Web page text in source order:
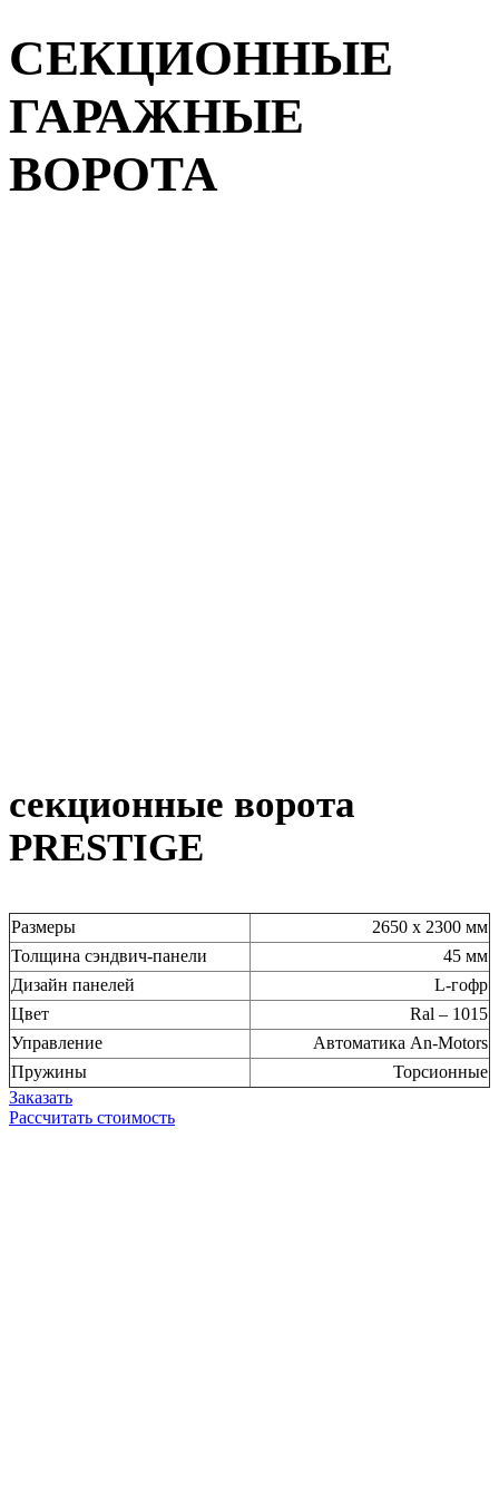
СЕКЦИОННЫЕ
ГАРАЖНЫЕ
ВОРОТА
секционные ворота
PRESTIGE
Размеры
2650 х 2300 мм
Толщина сэндвич-панели
45 мм
Дизайн панелей
L-гофр
Цвет
Ral – 1015
Управление
Автоматика An-Motors
Пружины
Торсионные
Заказать
Рассчитать стоимость